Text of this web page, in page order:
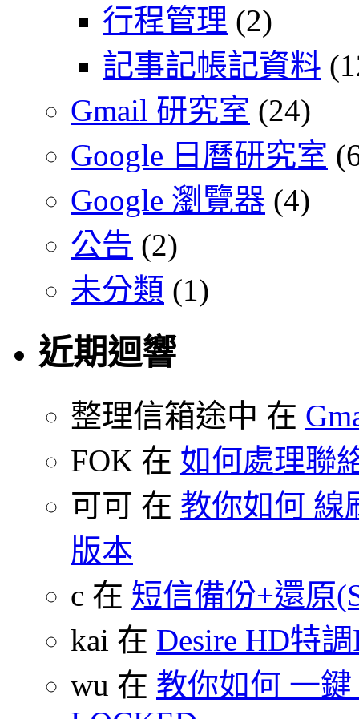
行程管理 (2)
記事記帳記資料
Gmail 研究室 (24)
Google 日曆研究室
Google 瀏覽器 (4)
公告 (2)
未分類 (1)
近期迴響
整理信箱途中 在
FOK 在 如何處理聯
可可 在 教你如何 線
版本
c 在 短信備份+還原
kai 在 Desire HD特
wu 在 教你如何 一